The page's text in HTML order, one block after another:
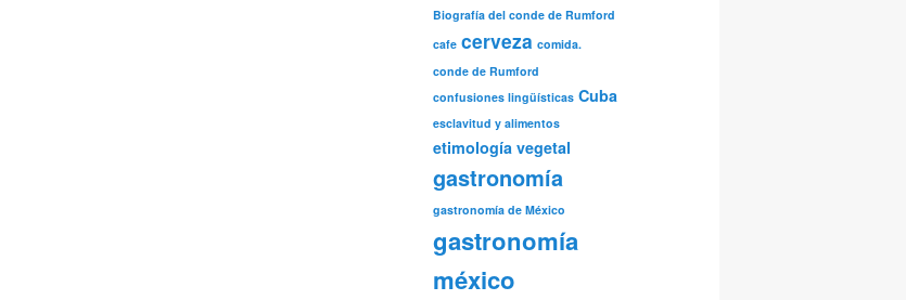
Biografía del conde de Rumford
cafe cerveza comida.
conde de Rumford
confusiones lingüísticas Cuba
esclavitud y alimentos
etimología vegetal
gastronomía
gastronomía de México
gastronomía
méxico